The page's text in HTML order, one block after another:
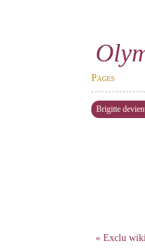
« Exclu
Pages
Brigitte